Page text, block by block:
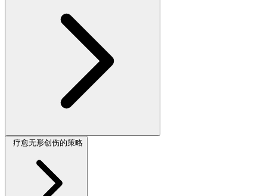
疗愈无形创伤的策略